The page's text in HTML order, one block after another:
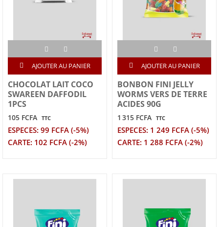
AJOUTER AU PANIER
CHOCOLAT LAIT COCO
SWAREEN DAFFODIL
1PCS
105 FCFA TTC
ESPECES: 99 FCFA (-5%)
CARTE: 102 FCFA (-2%)
AJOUTER AU PANIER
BONBON FINI JELLY
WORMS VERS DE TERRE
ACIDES 90G
1 315 FCFA TTC
ESPECES: 1 249 FCFA (-5%)
CARTE: 1 288 FCFA (-2%)